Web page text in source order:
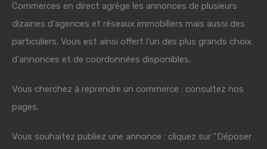
Commerces en direct agrège les annonces de plusieurs
dizaines d'agences et réseaux immobiliers mais aussi des
particuliers. Vous est ainsi offert l'un des plus grands choix
d'annonces et de coordonnées disponibles.
Vous cherchez à reprendre un commerce : consultez nos
pages.
Vous souhaitez publiez une annonce : cliquez sur "Déposer